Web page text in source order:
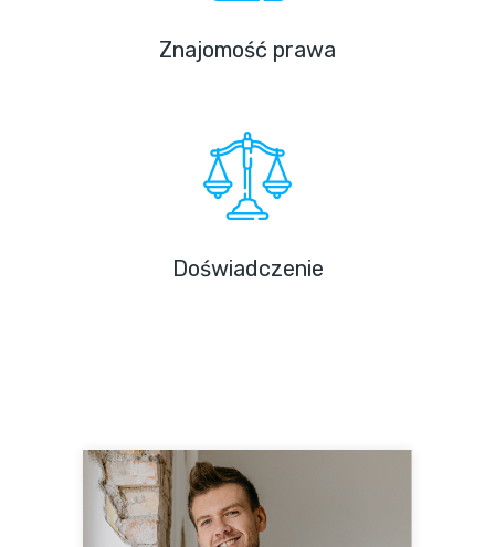
Znajomość prawa
Doświadczenie